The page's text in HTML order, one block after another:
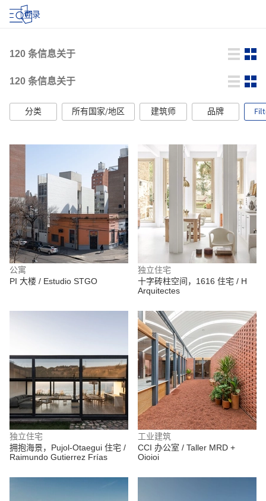
登录
120 条信息关于
120 条信息关于
分类 所有国家/地区 建筑师 品牌
公寓
PI 大楼 / Estudio STGO
独立住宅
十字砖柱空间，1616 住宅 / H
Arquitectes
独立住宅
拥抱海景，Pujol-Otaegui 住宅 /
Raimundo Gutierrez Frías
工业建筑
CCI 办公室 / Taller MRD +
Oioioi